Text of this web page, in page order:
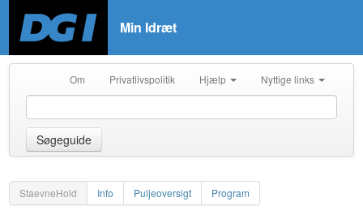
Min Idræt
Om Privatlivspolitik Hjælp Nyttige links
Søgeguide
StaevneHold Info Puljeoversigt Program